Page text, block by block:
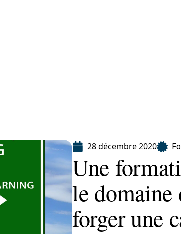
28 décembre 2020
Une
le domaine
forger une